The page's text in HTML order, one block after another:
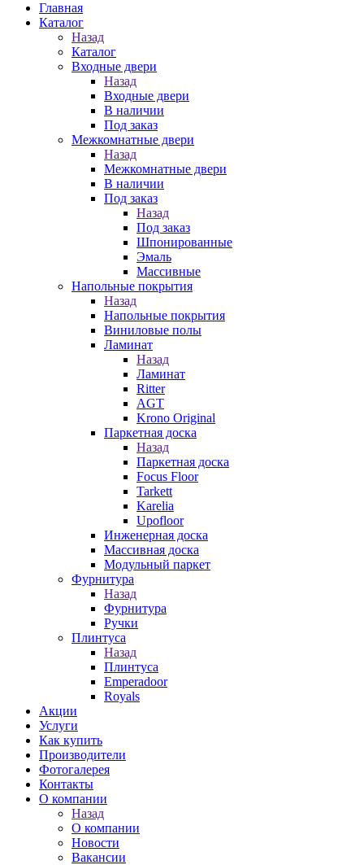
Главная
Каталог
Назад
Каталог
Входные двери
Назад
Входные двери
В наличии
Под заказ
Межкомнатные двери
Назад
Межкомнатные двери
В наличии
Под заказ
Назад
Под заказ
Шпонированные
Эмаль
Массивные
Напольные покрытия
Назад
Напольные покрытия
Виниловые полы
Ламинат
Назад
Ламинат
Ritter
AGT
Krono Original
Паркетная доска
Назад
Паркетная доска
Focus Floor
Tarkett
Karelia
Upofloor
Инженерная доска
Массивная доска
Модульный паркет
Фурнитура
Назад
Фурнитура
Ручки
Плинтуса
Назад
Плинтуса
Emperadoor
Royals
Акции
Услуги
Как купить
Производители
Фотогалерея
Контакты
О компании
Назад
О компании
Новости
Вакансии